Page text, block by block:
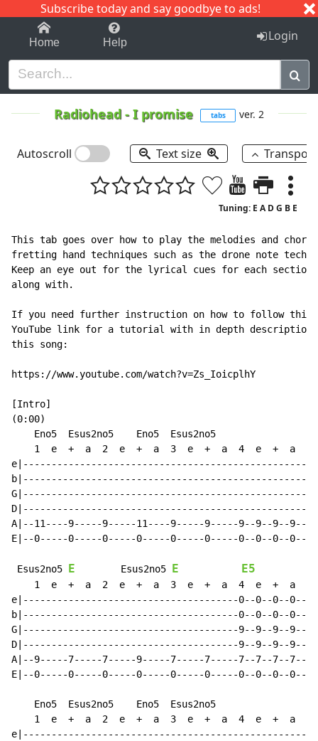
Subscribe today and say goodbye to ads!
1-9 C I J
Home Help Login
Radiohead -I promise tabs ver. 2
Autoscroll Text size
Tuning: E A D G B E
This tab goes over how to play the melodies and
fretting hand techniques such as the drone note
Keep an eye out for the lyrical cues for each
along with.
If you need further instruction on how to follow
YouTube link for a tutorial with in depth
this song:
https://www.youtube.com/watch?v=Zs_IoicplhY
[Intro]
(0:00)
Eno5  Esus2no5    Eno5  Esus2no5
1  e  +  a  2  e  +  a  3  e  +  a  4  e  +  a
A|--11----9-----9-----11----9-----9-----9--9--9--9--
E|--0-----0-----0-----0-----0-----0-----0--0--0--
Esus2no5 E
        Esus2no5
E E5
1  e  +  a  2  e  +  a  3  e  +  a  4  e  +  a
e|--------------------------------------0--0--0--
b|--------------------------------------0--0--0--
G|--------------------------------------9--9--9--
D|--------------------------------------9--9--9--
A|--9-----7-----7-----9-----7-----7-----7--7--7--
E|--0-----0-----0-----0-----0-----0-----0--0--0--
Eno5  Esus2no5    Eno5  Esus2no5
1  e  +  a  2  e  +  a  3  e  +  a  4  e  +  a